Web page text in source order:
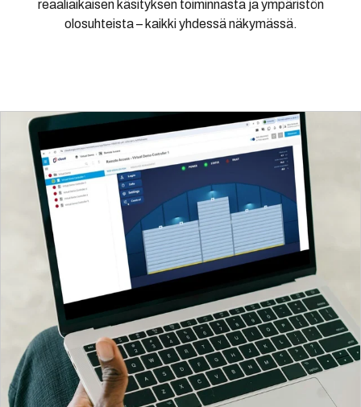
reaaliaikaisen käsityksen toiminnasta ja ympäristön
olosuhteista – kaikki yhdessä näkymässä.